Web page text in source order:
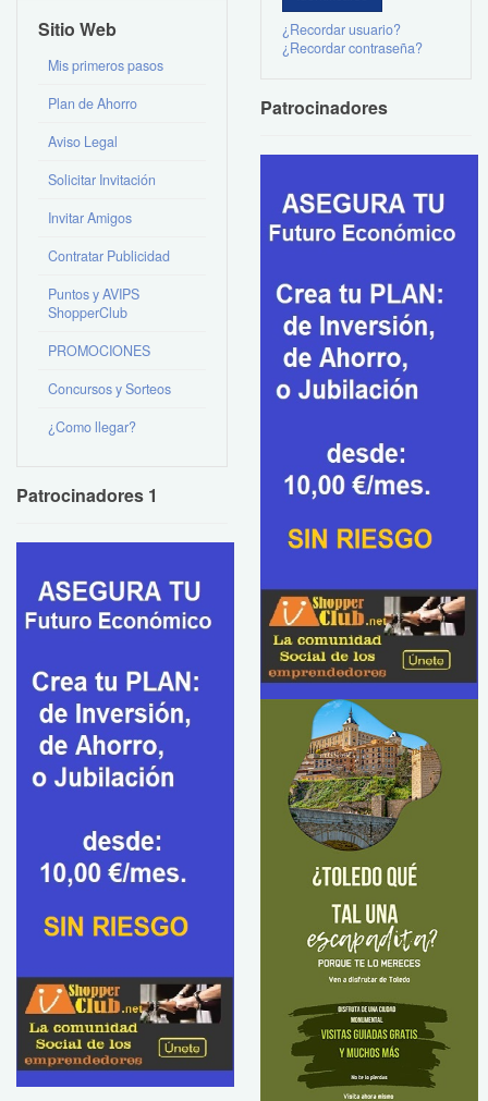
Sitio Web
Mis primeros pasos
Plan de Ahorro
Aviso Legal
Solicitar Invitación
Invitar Amigos
Contratar Publicidad
Puntos y AVIPS
ShopperClub
PROMOCIONES
Concursos y Sorteos
¿Como llegar?
Patrocinadores 1
¿Recordar usuario?
¿Recordar contraseña?
Patrocinadores